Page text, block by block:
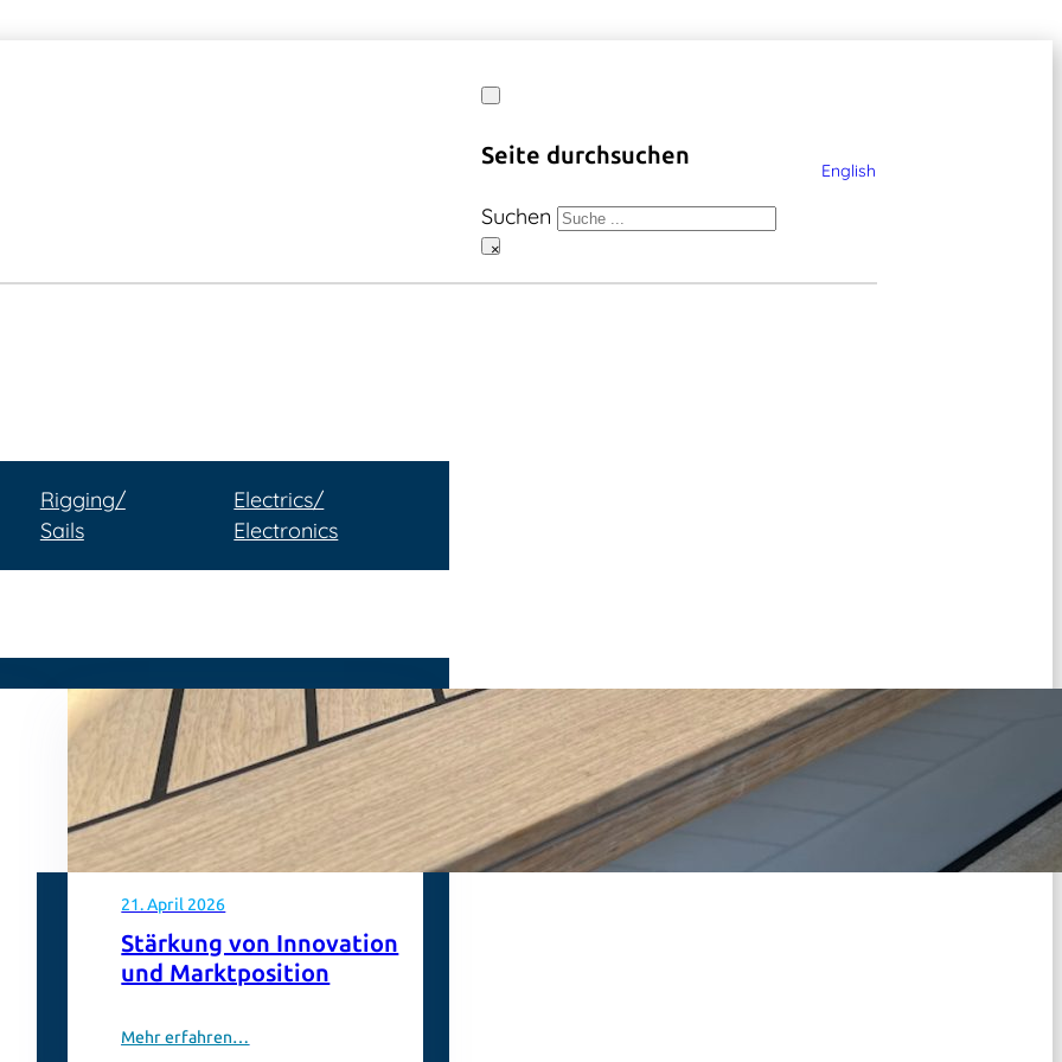
Seite durchsuchen
Suchen
×
English
Rigging/
Sails
Electrics/
Electronics
21. April 2026
Stärkung von Innovation
und Marktposition
Mehr erfahren…